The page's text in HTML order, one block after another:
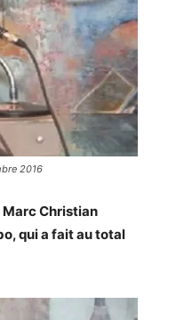
2016
Marc Christian
qui a fait au total